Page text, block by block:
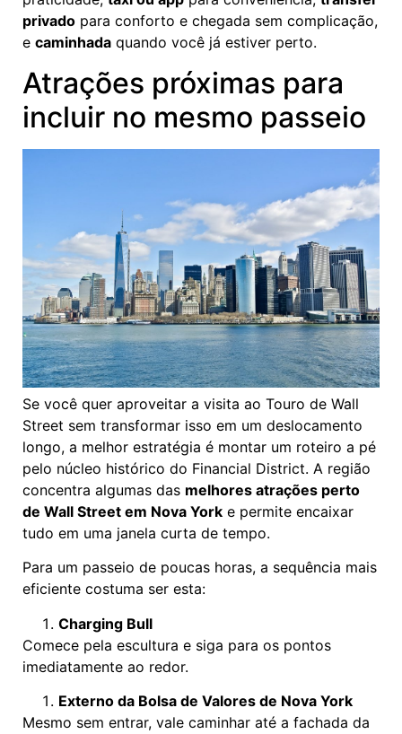
privado para conforto e chegada sem complicação,
e caminhada quando você já estiver perto.
Atrações próximas para
incluir no mesmo passeio
Se você quer aproveitar a visita ao Touro de Wall
Street sem transformar isso em um deslocamento
longo, a melhor estratégia é montar um roteiro a pé
pelo núcleo histórico do Financial District. A região
concentra algumas das melhores atrações perto
de Wall Street em Nova York e permite encaixar
tudo em uma janela curta de tempo.
Para um passeio de poucas horas, a sequência mais
eficiente costuma ser esta:
Charging Bull
Comece pela escultura e siga para os pontos
imediatamente ao redor.
Externo da Bolsa de Valores de Nova York
Mesmo sem entrar, vale caminhar até a fachada da